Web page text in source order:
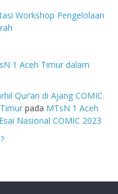
Workshop Pengelolaan
1 Aceh Timur dalam
Qur’an di Ajang COMIC
pada MTsN 1 Aceh
Nasional COMIC 2023